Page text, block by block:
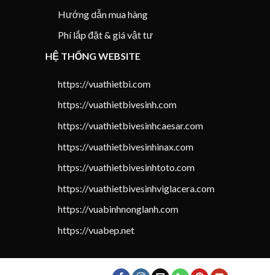
Hướng dẫn mua hàng
Phí lắp đặt & giá vật tư
HỆ THỐNG WEBSITE
https://vuathietbi.com
https://vuathietbivesinh.com
https://vuathietbivesinhcaesar.com
https://vuathietbivesinhinax.com
https://vuathietbivesinhtoto.com
https://vuathietbivesinhviglacera.com
https://vuabinhnonglanh.com
https://vuabep.net